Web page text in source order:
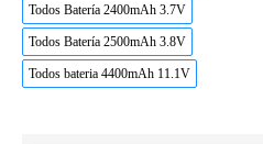
Todos Batería 2400mAh 3.7V
Todos Batería 2500mAh 3.8V
Todos bateria 4400mAh 11.1V